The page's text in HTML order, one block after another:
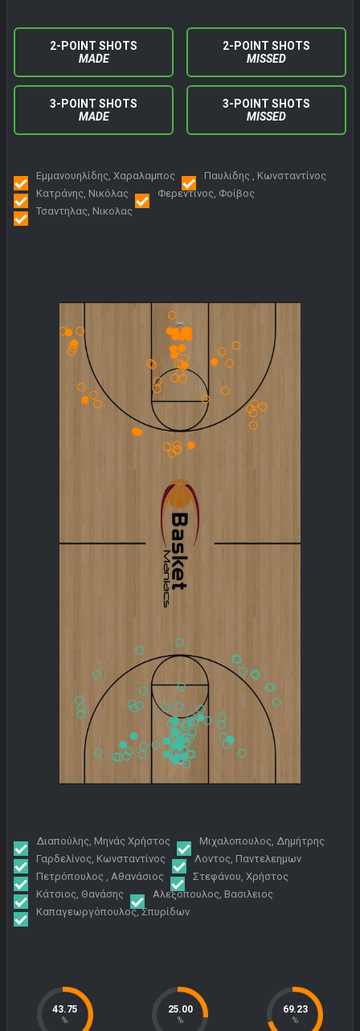
2-POINT SHOTS
MADE
2-POINT SHOTS
MISSED
3-POINT SHOTS
MADE
3-POINT SHOTS
MISSED
Εμμανουηλίδης, Χαραλαμπος
Παυλιδης , Κωνσταντίνος
Κατράνης, Νικόλας
Φερεντίνος, Φοίβος
Τσαντηλας, Νικολας
Διαπούλης, Μηνάς Χρήστος
Μιχαλοπουλος, Δημήτρης
Γαρδελίνος, Κωνσταντίνος
Λοντος, Παντελεημων
Πετρόπουλος , Αθανάσιος
Στεφάνου, Χρήστος
Κάτσιος, Θανάσης
Αλεξοπουλος, Βασιλειος
Καπαγεωργόπουλος, Σπυρίδων
43.75
%
25.00
%
69.23
%